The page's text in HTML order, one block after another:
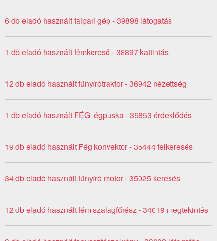
6 db eladó használt faipari gép - 39898 látogatás
1 db eladó használt fémkereső - 38897 kattintás
12 db eladó használt fűnyírótraktor - 36942 nézettség
1 db eladó használt FÉG légpuska - 35853 érdeklődés
19 db eladó használt Fég konvektor - 35444 felkeresés
34 db eladó használt fűnyíró motor - 35025 keresés
12 db eladó használt fém szalagfűrész - 34019 megtekintés